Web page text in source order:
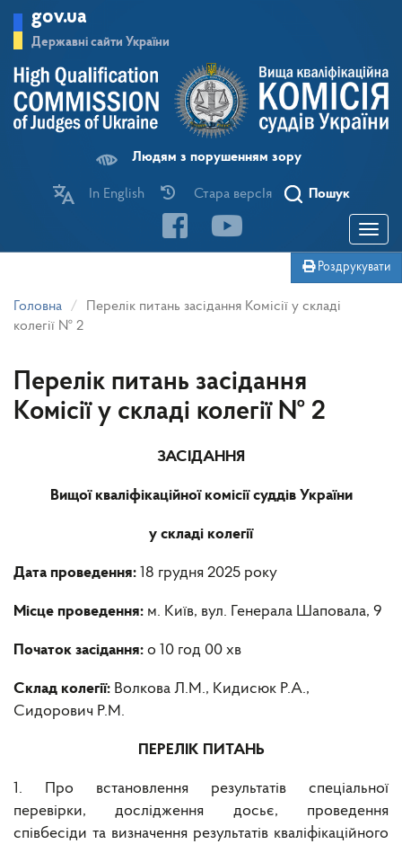
основного
матеріалу
gov.ua
Державні сайти України
Людям з порушенням зору
In English Стара версІя Пошук
Toggle
Роздрукувати
Головна
Перелік питань засідання Комісії у складі
колегії № 2
Перелік питань засідання
Комісії у складі колегії № 2
ЗАСІДАННЯ
Вищої кваліфікаційної комісії суддів України
у складі колегії
Дата проведення: 18 грудня 2025 року
Місце проведення: м. Київ, вул. Генерала Шаповала, 9
Початок засідання: о 10 год 00 хв
Склад колегії: Волкова Л.М., Кидисюк Р.А.,
Сидорович Р.М.
ПЕРЕЛІК ПИТАНЬ
1. Про встановлення результатів спеціальної
перевірки, дослідження досьє, проведення
співбесіди та визначення результатів кваліфікаційного